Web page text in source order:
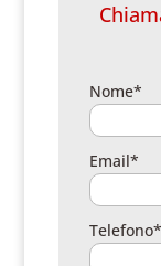
Nome*
Email*
Telefono*